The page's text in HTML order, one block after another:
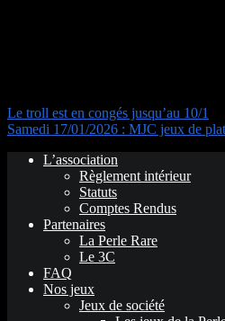
Le troll est en congés jusqu’au 10/1
Samedi 17/01/2026 : MJC jeux de
L’association
Règlement intérieur
Statuts
Comptes Rendus
Partenaires
La Perle Rare
Le 3C
FAQ
Nos jeux
Jeux de société